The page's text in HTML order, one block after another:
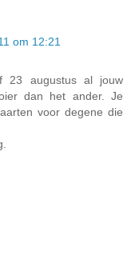
om 12:21
23 augustus al jouw
dan het ander. Je
voor degene die